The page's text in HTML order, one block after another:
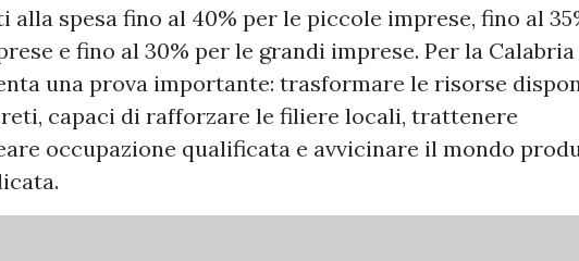
spesa fino al 40% per le piccole imprese, fino al
e fino al 30% per le grandi imprese. Per la Calabria
una prova importante: trasformare le risorse
capaci di rafforzare le filiere locali, trattenere
occupazione qualificata e avvicinare il mondo